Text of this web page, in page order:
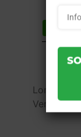
Lona
Verniz - 1